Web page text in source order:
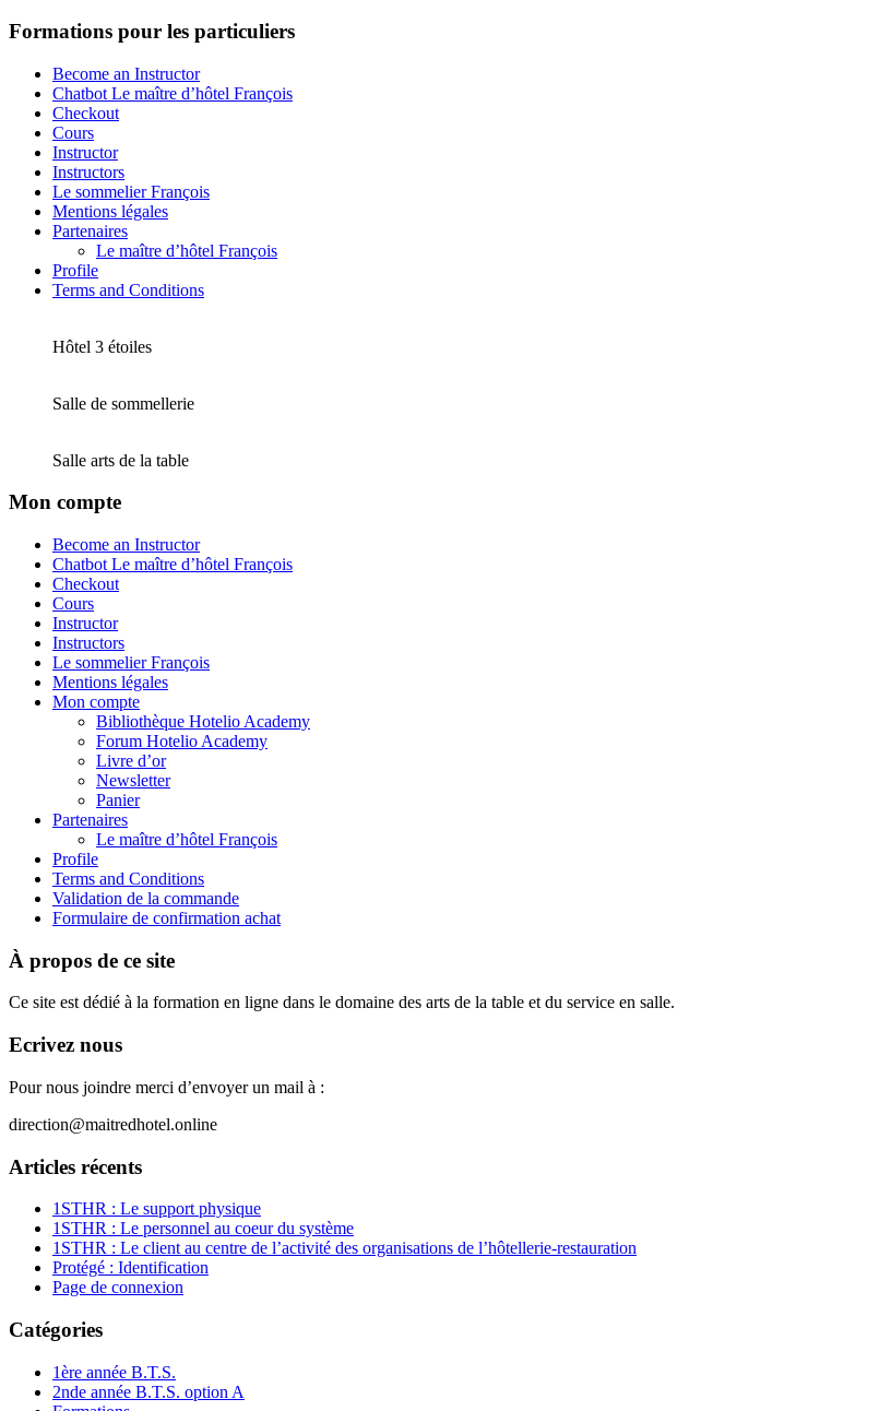
Formations pour les particuliers
Become an Instructor
Chatbot Le maître d’hôtel François
Checkout
Cours
Instructor
Instructors
Le sommelier François
Mentions légales
Partenaires
Le maître d’hôtel François
Profile
Terms and Conditions
Hôtel 3 étoiles
Salle de sommellerie
Salle arts de la table
Mon compte
Become an Instructor
Chatbot Le maître d’hôtel François
Checkout
Cours
Instructor
Instructors
Le sommelier François
Mentions légales
Mon compte
Bibliothèque Hotelio Academy
Forum Hotelio Academy
Livre d’or
Newsletter
Panier
Partenaires
Le maître d’hôtel François
Profile
Terms and Conditions
Validation de la commande
Formulaire de confirmation achat
À propos de ce site
Ce site est dédié à la formation en ligne dans le domaine des arts de la table et du service en salle.
Ecrivez nous
Pour nous joindre merci d’envoyer un mail à :
direction@maitredhotel.online
Articles récents
1STHR : Le support physique
1STHR : Le personnel au coeur du système
1STHR : Le client au centre de l’activité des organisations de l’hôtellerie-restauration
Protégé : Identification
Page de connexion
Catégories
1ère année B.T.S.
2nde année B.T.S. option A